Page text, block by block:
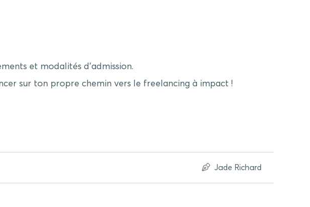
et modalités d’admission.
sur ton propre chemin vers le freelancing à impact !
Jade Richard